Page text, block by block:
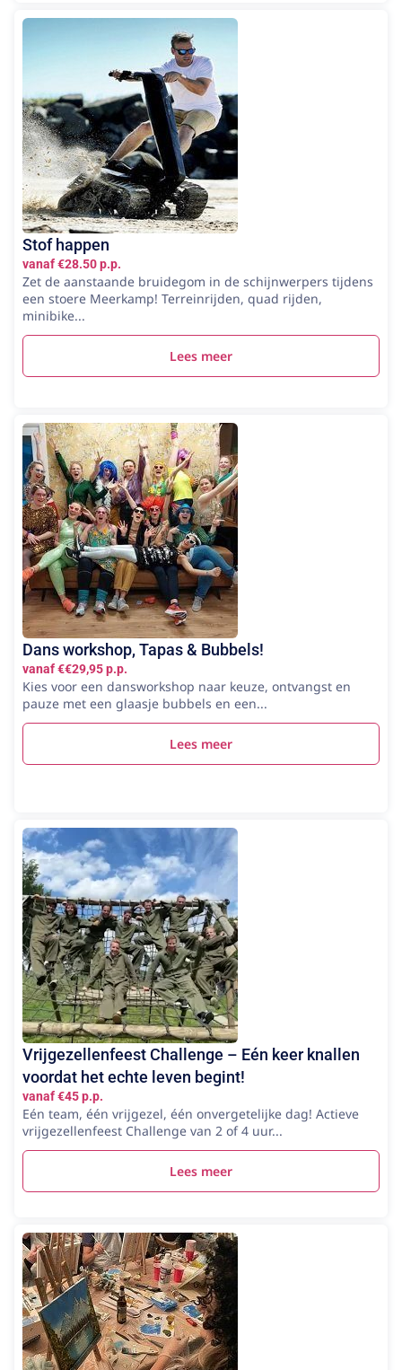
Stof happen
vanaf €28.50 p.p.
Zet de aanstaande bruidegom in de schijnwerpers tijdens
een stoere Meerkamp! Terreinrijden, quad rijden,
minibike...
Lees meer
Dans workshop, Tapas & Bubbels!
vanaf €€29,95 p.p.
Kies voor een dansworkshop naar keuze, ontvangst en
pauze met een glaasje bubbels en een...
Lees meer
Vrijgezellenfeest Challenge – Eén keer knallen
voordat het echte leven begint!
vanaf €45 p.p.
Eén team, één vrijgezel, één onvergetelijke dag! Actieve
vrijgezellenfeest Challenge van 2 of 4 uur...
Lees meer